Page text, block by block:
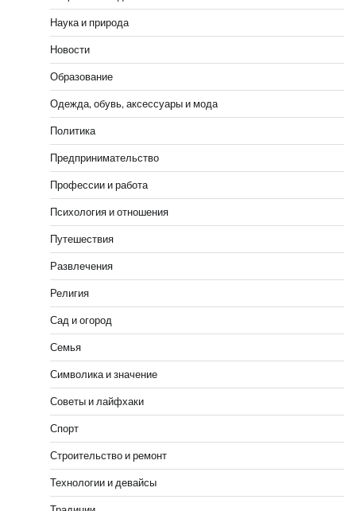
Наука и природа
Новости
Образование
Одежда, обувь, аксессуары и мода
Политика
Предпринимательство
Профессии и работа
Психология и отношения
Путешествия
Развлечения
Религия
Сад и огород
Семья
Символика и значение
Советы и лайфхаки
Спорт
Строительство и ремонт
Технологии и девайсы